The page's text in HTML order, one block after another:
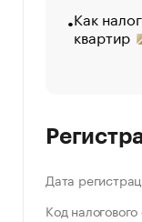
Как
квартир
Дата
Код